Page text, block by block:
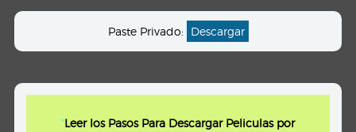
Paste Privado: Descargar
"Leer los Pasos Para Descargar Peliculas por